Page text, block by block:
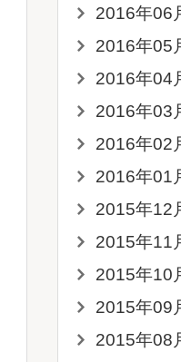
2016年06
2016年05
2016年04
2016年03
2016年02
2016年01
2015年12
2015年11
2015年10
2015年09
2015年08